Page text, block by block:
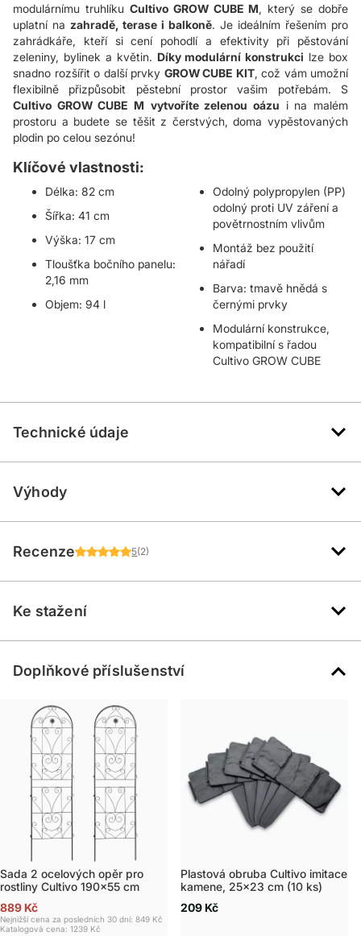
modulárnímu truhlíku Cultivo GROW CUBE M, který se dobře
uplatní na zahradě, terase i balkoně. Je ideálním řešením pro
zahrádkáře, kteří si cení pohodlí a efektivity při pěstování
zeleniny, bylinek a květin. Díky modulární konstrukci lze box
snadno rozšířit o další prvky GROW CUBE KIT, což vám umožní
flexibilně přizpůsobit pěstební prostor vašim potřebám. S
Cultivo GROW CUBE M vytvoříte zelenou oázu i na malém
prostoru a budete se těšit z čerstvých, doma vypěstovaných
plodin po celou sezónu!
Klíčové vlastnosti:
Délka: 82 cm
Šířka: 41 cm
Výška: 17 cm
Tloušťka bočního panelu:
2,16 mm
Objem: 94 l
Odolný polypropylen (PP)
odolný proti UV záření a
povětrnostním vlivům
Montáž bez použití
nářadí
Barva: tmavě hnědá s
černými prvky
Modulární konstrukce,
kompatibilní s řadou
Cultivo GROW CUBE
Technické údaje
Výhody
Recenze 5(2)
Ke stažení
Doplňkové příslušenství
Sada 2 ocelových opěr pro
rostliny Cultivo 190x55 cm
889 Kč
Nejnižší cena za posledních 30 dní: 849 Kč
Katalogová cena: 1239 Kč
Plastová obruba Cultivo imitace
kamene, 25x23 cm (10 ks)
209 Kč